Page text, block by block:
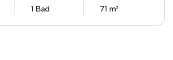
1 Bad 71 m²